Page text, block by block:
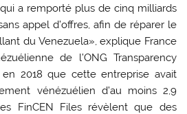
a remporté plus de cinq milliards
appel d’offres, afin de réparer le
du Venezuela», explique France
de l’ONG Transparency
2018 que cette entreprise avait
vénézuélien d’au moins 2,9
FinCEN Files révèlent que des